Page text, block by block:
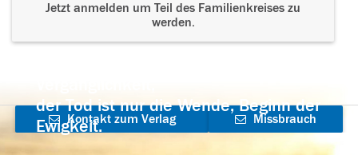
Jetzt anmelden um Teil des Familienkreises zu
werden.
der Tod ist nur die Wende, Beginn der
Ewigkeit.
Kontakt zum Verlag
aufnehmen
Missbrauch